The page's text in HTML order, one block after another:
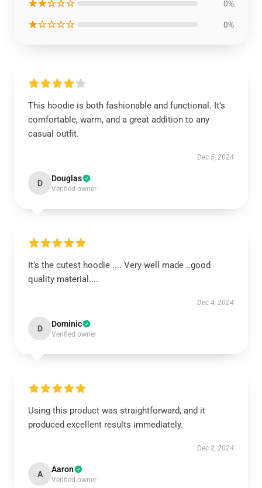
★★☆☆☆ 0%
★☆☆☆☆ 0%
This hoodie is both fashionable and functional. It’s
comfortable, warm, and a great addition to any
casual outfit.
Dec 5, 2024
D Douglas
Verified owner
It's the cutest hoodie .... Very well made ..good
quality material....
Dec 4, 2024
D Dominic
Verified owner
Using this product was straightforward, and it
produced excellent results immediately.
Dec 2, 2024
A Aaron
Verified owner